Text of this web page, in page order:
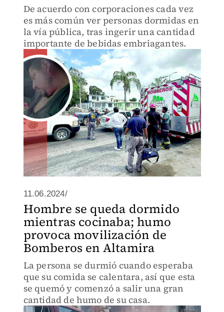
De acuerdo con corporaciones cada vez
es más común ver personas dormidas en
la vía pública, tras ingerir una cantidad
importante de bebidas embriagantes.
11.06.2024/
Hombre se queda dormido
mientras cocinaba; humo
provoca movilización de
Bomberos en Altamira
La persona se durmió cuando esperaba
que su comida se calentara, así que esta
se quemó y comenzó a salir una gran
cantidad de humo de su casa.